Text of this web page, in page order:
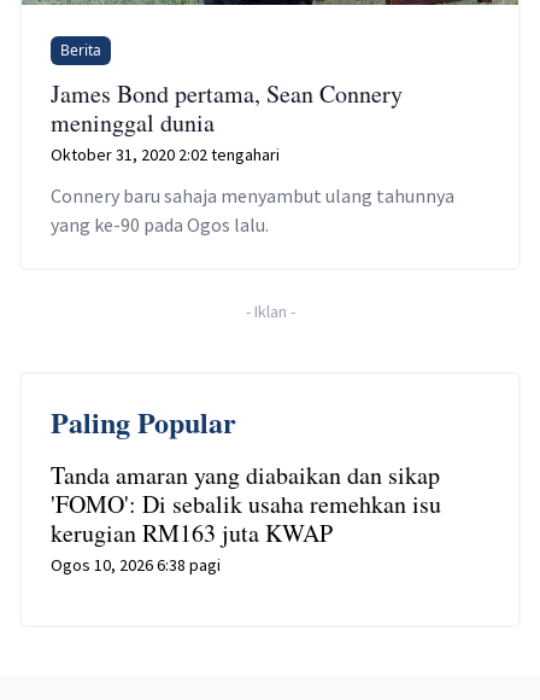
Berita
James Bond pertama, Sean Connery
meninggal dunia
Oktober 31, 2020 2:02 tengahari
Connery baru sahaja menyambut ulang tahunnya
yang ke-90 pada Ogos lalu.
- Iklan -
Paling Popular
Tanda amaran yang diabaikan dan sikap
'FOMO': Di sebalik usaha remehkan isu
kerugian RM163 juta KWAP
Ogos 10, 2026 6:38 pagi